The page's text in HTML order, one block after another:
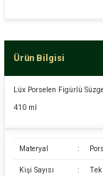
Ürün Bilgisi
Lüx Porselen Figürlü
410 ml
Materyal :
Kişi Sayısı :